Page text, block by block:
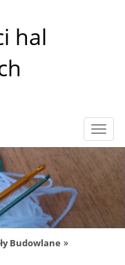
hal
Budowlane »